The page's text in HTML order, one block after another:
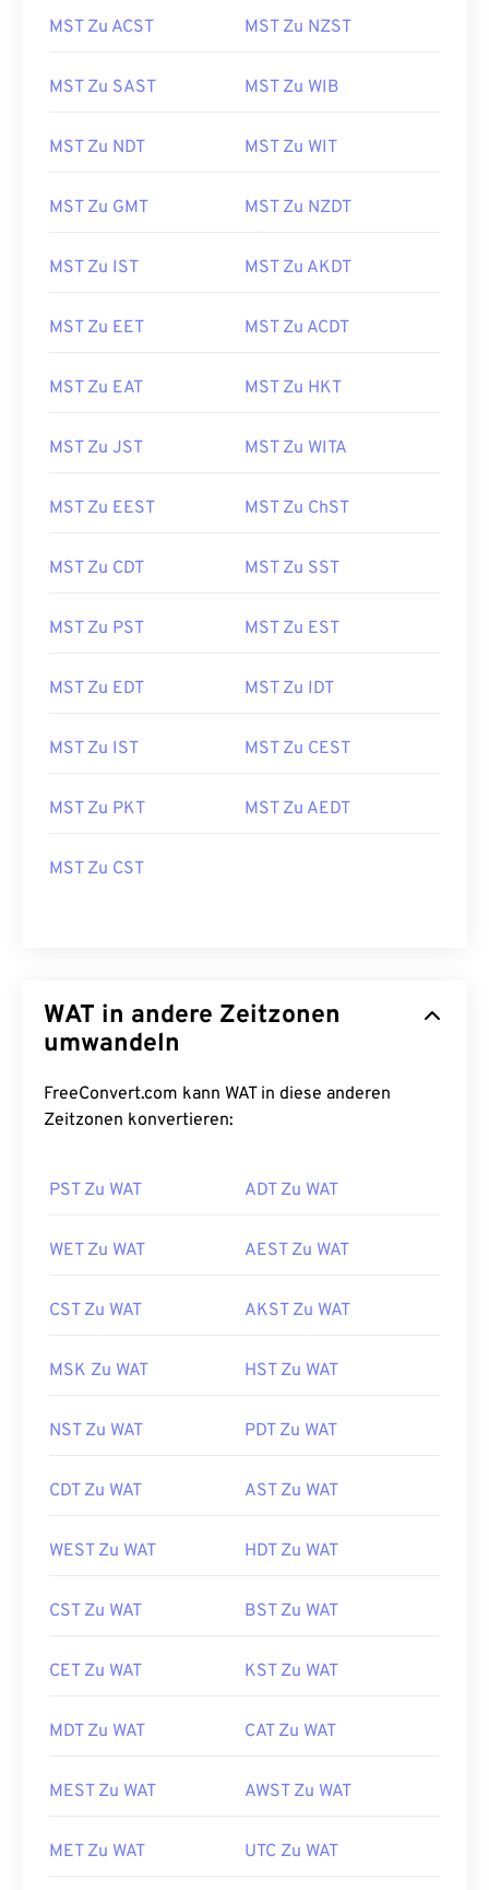
MST Zu ACST MST Zu NZST
MST Zu SAST MST Zu WIB
MST Zu NDT MST Zu WIT
MST Zu GMT MST Zu NZDT
MST Zu IST MST Zu AKDT
MST Zu EET MST Zu ACDT
MST Zu EAT MST Zu HKT
MST Zu JST MST Zu WITA
MST Zu EEST MST Zu ChST
MST Zu CDT MST Zu SST
MST Zu PST MST Zu EST
MST Zu EDT MST Zu IDT
MST Zu IST MST Zu CEST
MST Zu PKT MST Zu AEDT
MST Zu CST
WAT in andere Zeitzonen
umwandeln
FreeConvert.com kann WAT in diese anderen
Zeitzonen konvertieren:
PST Zu WAT ADT Zu WAT
WET Zu WAT AEST Zu WAT
CST Zu WAT AKST Zu WAT
MSK Zu WAT HST Zu WAT
NST Zu WAT PDT Zu WAT
CDT Zu WAT AST Zu WAT
WEST Zu WAT HDT Zu WAT
CST Zu WAT BST Zu WAT
CET Zu WAT KST Zu WAT
MDT Zu WAT CAT Zu WAT
MEST Zu WAT AWST Zu WAT
MET Zu WAT UTC Zu WAT